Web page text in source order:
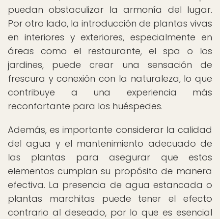
puedan obstaculizar la armonía del lugar.
Por otro lado, la introducción de plantas vivas
en interiores y exteriores, especialmente en
áreas como el restaurante, el spa o los
jardines, puede crear una sensación de
frescura y conexión con la naturaleza, lo que
contribuye a una experiencia más
reconfortante para los huéspedes.
Además, es importante considerar la calidad
del agua y el mantenimiento adecuado de
las plantas para asegurar que estos
elementos cumplan su propósito de manera
efectiva. La presencia de agua estancada o
plantas marchitas puede tener el efecto
contrario al deseado, por lo que es esencial